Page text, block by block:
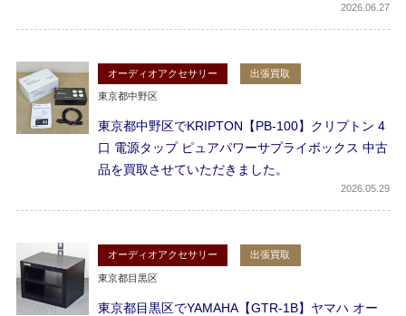
2026 06.27
オーディオアクセサリー 出張買取
東京都中野区
東京都中野区でKRIPTON【PB-100】クリプトン 4
口 電源タップ ピュアパワーサプライボックス 中古
品を買取させていただきました。
2026 05.29
オーディオアクセサリー 出張買取
東京都目黒区
東京都目黒区でYAMAHA【GTR-1B】ヤマハ オー